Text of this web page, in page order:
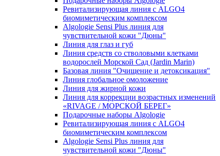
Ревитализирующая линия с ALGO4
биомиметическим комплексом
Algologie Sensi Plus линия для
чувcтвительной кожи "Дюны"
Линия для глаз и губ
Линия средств со стволовыми клетками
водорослей Морской Сад (Jardin Marin)
Базовая линия "Очищение и детоксикация"
Линия глобальное омоложение
Линия для жирной кожи
Линия для коррекции возрастных изменений
«RIVAGE / МОРСКОЙ БЕРЕГ»
Подарочные наборы Algologie
Ревитализирующая линия с ALGO4
биомиметическим комплексом
Algologie Sensi Plus линия для
чувcтвительной кожи "Дюны"